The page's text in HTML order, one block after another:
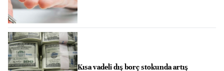
Kısa vadeli dış borç stokunda artış